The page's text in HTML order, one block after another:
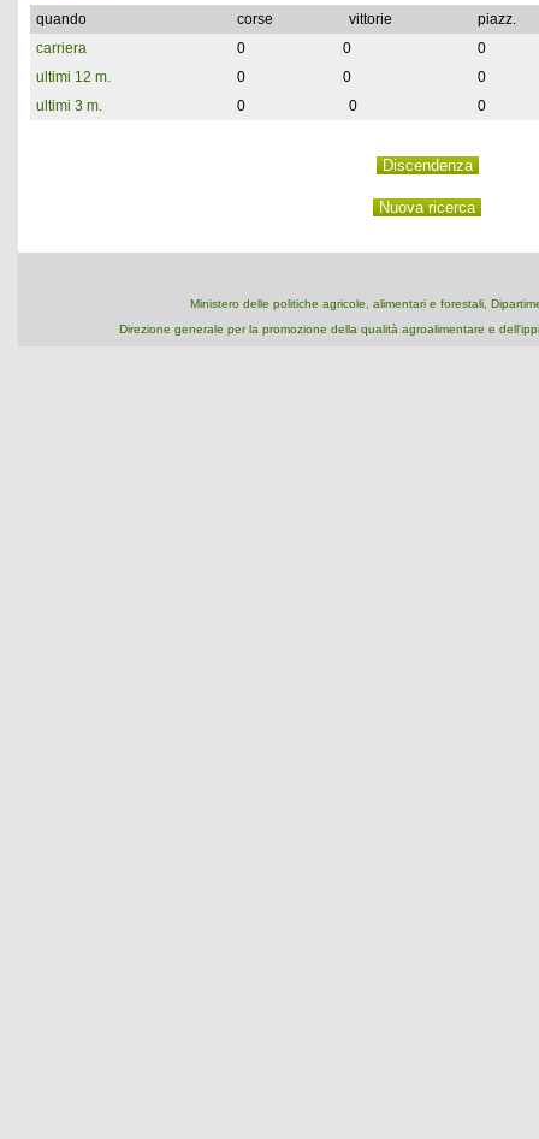
quando corse vittorie
piazz.
carriera
0 0
0
ultimi 12 m.
0 0
0
ultimi 3 m.
0 0 0
Ministero delle politiche agricole, alimentari e forestali,
Direzione generale per la promozione della qualità agroalimentare e